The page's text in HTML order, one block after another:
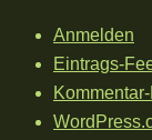
Anmelden
Eintrags-